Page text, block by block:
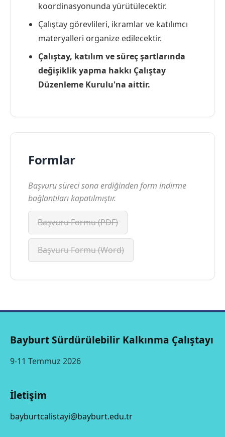
koordinasyonunda yürütülecektir.
Çalıştay görevlileri, ikramlar ve katılımcı
materyalleri organize edilecektir.
Çalıştay, katılım ve süreç şartlarında
değişiklik yapma hakkı Çalıştay
Düzenleme Kurulu'na aittir.
Formlar
Başvuru süreci sona erdiğinden form indirme
bağlantıları kapatılmıştır.
Başvuru Formu (PDF)
Başvuru Formu (Word)
Bayburt Sürdürülebilir Kalkınma Çalıştayı
9-11 Temmuz 2026
İletişim
bayburtcalistayi@bayburt.edu.tr